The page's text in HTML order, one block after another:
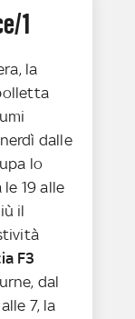
1
la
dalle
lo
19 alle
il
F3
dal
7, la